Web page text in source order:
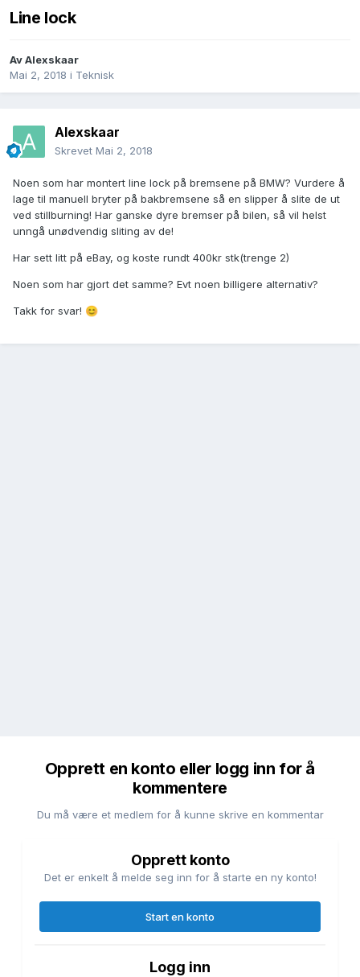
Line lock
AvAlexskaar
Mai 2, 2018 i Teknisk
Alexskaar
Skrevet Mai 2, 2018
Noen som har montert line lock på bremsene på BMW? Vurdere å
lage til manuell bryter på bakbremsene så en slipper å slite de ut
ved stillburning! Har ganske dyre bremser på bilen, så vil helst
unngå unødvendig sliting av de!
Har sett litt på eBay, og koste rundt 400kr stk(trenge 2)
Noen som har gjort det samme? Evt noen billigere alternativ?
Takk for svar! 😊
Opprett en konto eller logg inn for å
kommentere
Du må være et medlem for å kunne skrive en kommentar
Opprett konto
Det er enkelt å melde seg inn for å starte en ny konto!
Start en konto
Logg inn